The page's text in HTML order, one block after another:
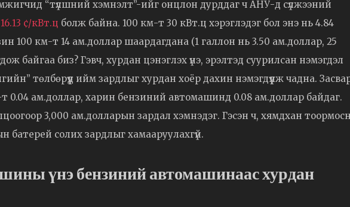
“түлшний хэмнэлт”-ийг онцлон дурддаг ч АНУ-д сүлжээний
¢/кВт.ц болж байна. 100 км-т 30 кВт.ц хэрэглэдэг бол энэ нь 4.84
100 км-т 14 ам.доллар шаардагдана (1 галлон нь 3.50 ам.доллар, 25
байгаа биз? Гэвч, хурдан цэнэглэх үнэ, эрэлтэд суурилсан нэмэгдэл
төлбөрүүд ийм зардлыг хурдан хоёр дахин нэмэгдүүлж чадна.
т 0.04 ам.доллар, харин бензиний автомашинд 0.08 ам.доллар байдаг.
3,000 ам.долларын зардал хэмнэдэг. Гэсэн ч, хямдхан
батерей солих зардлыг хамааруулахгүй.
үнэ бензиний автомашинаас хурдан